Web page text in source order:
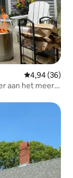
Gemiddelde
4,94 (36)
aan het meer